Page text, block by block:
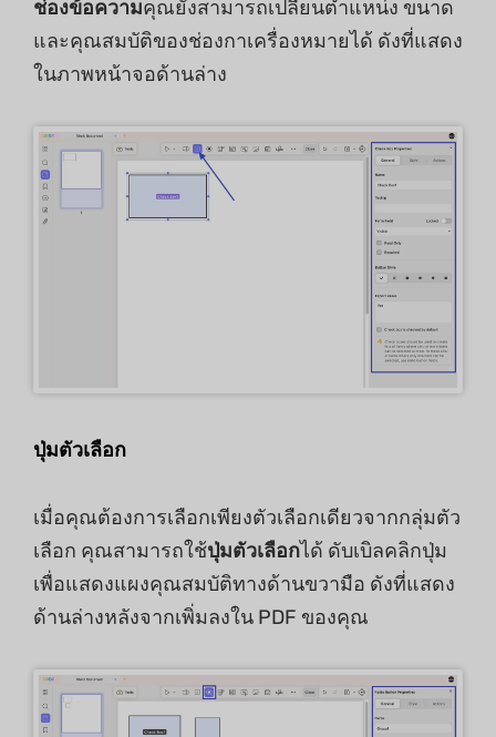
ช่องข้อความคุณยังสามารถเปลี่ยนตำแหน่ง ขนาด
และคุณสมบัติของช่องกาเครื่องหมายได้ ดังที่แสดง
ในภาพหน้าจอด้านล่าง
ปุ่มตัวเลือก
เมื่อคุณต้องการเลือกเพียงตัวเลือกเดียวจากกลุ่มตัว
เลือก คุณสามารถใช้ปุ่มตัวเลือกได้ ดับเบิลคลิกปุ่ม
เพื่อแสดงแผงคุณสมบัติทางด้านขวามือ ดังที่แสดง
ด้านล่างหลังจากเพิ่มลงใน PDF ของคุณ